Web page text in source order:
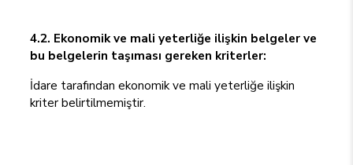
4.2. Ekonomik ve mali yeterliğe ilişkin belgeler ve
bu belgelerin taşıması gereken kriterler:
İdare tarafından ekonomik ve mali yeterliğe ilişkin
kriter belirtilmemiştir.